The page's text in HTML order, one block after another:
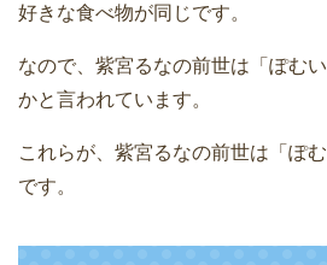
好きな食べ物が同じです。
なので、紫宮るなの前世は「ぽむ
かと言われています。
これらが、紫宮るなの前世は「ぽ
です。